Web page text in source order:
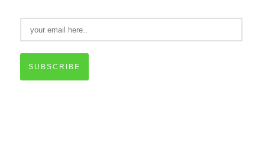
SUBSCRIBE